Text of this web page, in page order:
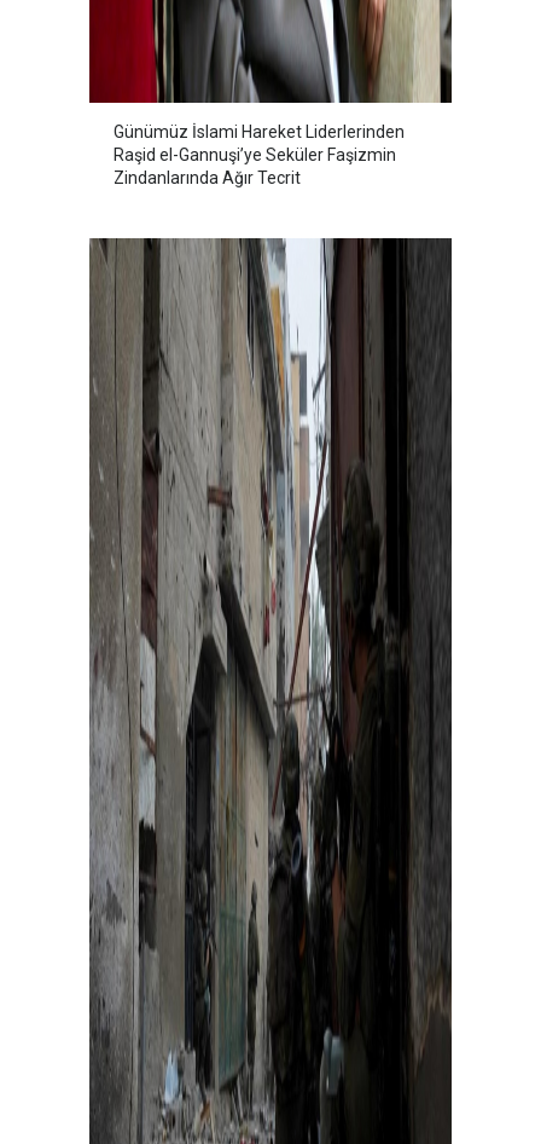
Günümüz İslami Hareket Liderlerinden
Raşid el-Gannuşi’ye Seküler Faşizmin
Zindanlarında Ağır Tecrit